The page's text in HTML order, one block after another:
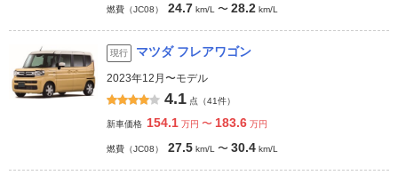
燃費（JC08） 24.7 km/L 〜 28.2 km/L
現行 マツダ フレアワゴン
2023年12月〜モデル
4.1 点（41件）
新車価格 154.1 万円 〜 183.6 万円
燃費（JC08） 27.5 km/L 〜 30.4 km/L